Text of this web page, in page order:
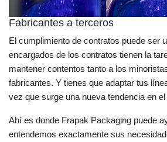
Fabricantes a terceros
El cumplimiento de contratos puede ser
encargados de los contratos tienen la
mantener contentos tanto a los
fabricantes. Y tienes que adaptar tus
vez que surge una nueva tendencia en
Ahí es donde Frapak Packaging puede
entendemos exactamente sus